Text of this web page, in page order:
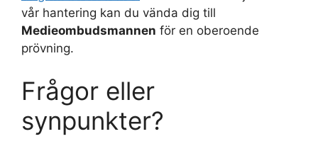
vår hantering kan du vända dig till
Medieombudsmannen för en oberoende
prövning.
Frågor eller
synpunkter?